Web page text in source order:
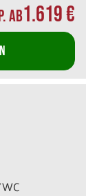
AB1.619 €